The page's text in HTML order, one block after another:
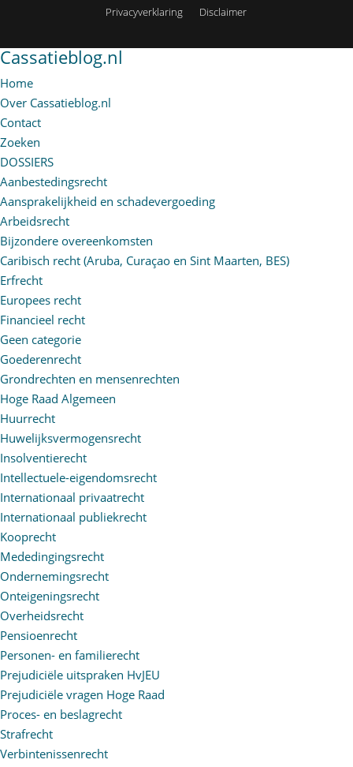
Privacyverklaring
Disclaimer
Cassatieblog.nl
Home
Over Cassatieblog.nl
Contact
Zoeken
DOSSIERS
Aanbestedingsrecht
Aansprakelijkheid en schadevergoeding
Arbeidsrecht
Bijzondere overeenkomsten
Caribisch recht (Aruba, Curaçao en Sint Maarten, BES)
Erfrecht
Europees recht
Financieel recht
Geen categorie
Goederenrecht
Grondrechten en mensenrechten
Hoge Raad Algemeen
Huurrecht
Huwelijksvermogensrecht
Insolventierecht
Intellectuele-eigendomsrecht
Internationaal privaatrecht
Internationaal publiekrecht
Kooprecht
Mededingingsrecht
Ondernemingsrecht
Onteigeningsrecht
Overheidsrecht
Pensioenrecht
Personen- en familierecht
Prejudiciële uitspraken HvJEU
Prejudiciële vragen Hoge Raad
Proces- en beslagrecht
Strafrecht
Verbintenissenrecht